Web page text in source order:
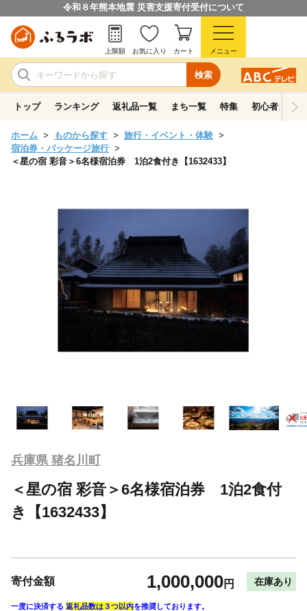
令和８年熊本地震 災害支援寄付受付について
検索
上限額 お気に入り カート メニュー
トップ ランキング 返礼品一覧 まち一覧 特集 初心者ガイド
ホーム ものから探す
旅行・イベント・体験
宿泊券・パッケージ旅行
＜星の宿 彩音＞6名様宿泊券 1泊2食付き【1632433】
兵庫県 猪名川町
＜星の宿 彩音＞6名様宿泊券 1泊2食付
き【1632433】
寄付金額 1,000,000円 在庫あり
一度に決済する 返礼品数は３つ以内を推奨しております。